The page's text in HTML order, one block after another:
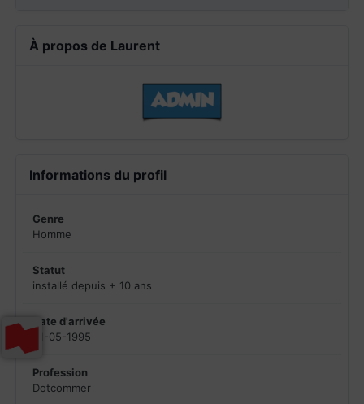
À propos de Laurent
Informations du profil
Genre
Homme
Statut
installé depuis + 10 ans
Date d'arrivée
01-05-1995
Profession
Dotcommer